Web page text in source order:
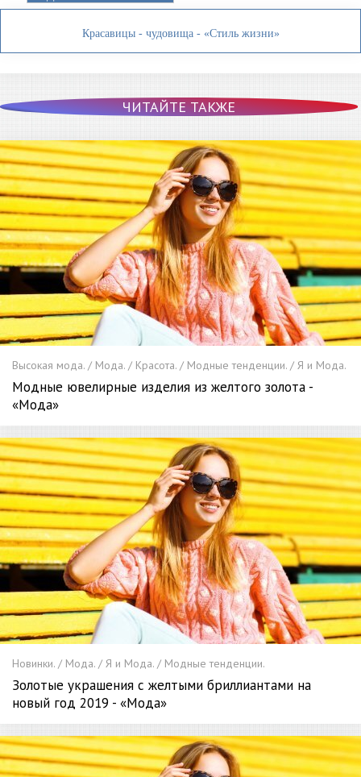
Красавицы - чудовища - «Стиль жизни»
ЧИТАЙТЕ ТАКЖЕ
Высокая мода. / Мода. / Красота. / Модные тенденции. / Я и Мода.
Модные ювелирные изделия из желтого золота -
«Мода»
Новинки. / Мода. / Я и Мода. / Модные тенденции.
Золотые украшения с желтыми бриллиантами на
новый год 2019 - «Мода»